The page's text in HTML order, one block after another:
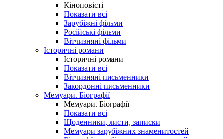
Кіноповісті
Показати всі
Зарубіжні фільми
Російські фільми
Вітчизняні фільми
Історичні романи
Історичні романи
Показати всі
Вітчизняні письменники
Закордонні письменники
Мемуари. Біографії
Мемуари. Біографії
Показати всі
Щоденники, листи, записки
Мемуари зарубіжних знаменитостей